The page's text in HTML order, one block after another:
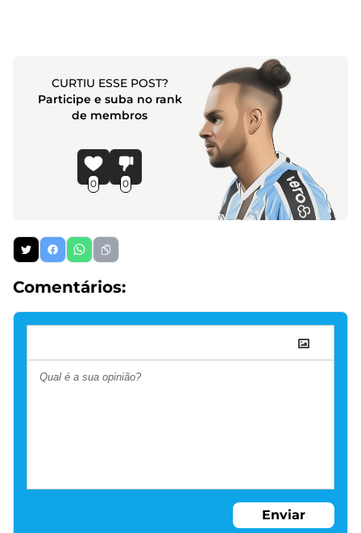
CURTIU ESSE POST?
Participe e suba no rank
de membros
0 0
Comentários:
Enviar